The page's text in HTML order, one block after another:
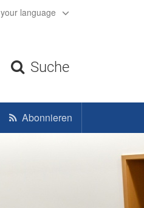
language
Suche
Abonnieren